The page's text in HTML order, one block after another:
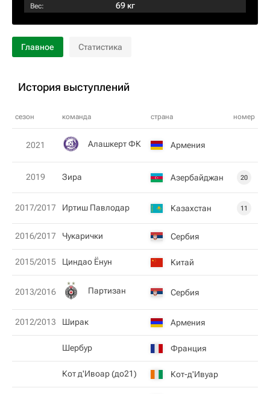
Вес: 69 кг
Главное Статистика
История выступлений
сезон команда страна номер
2021 Алашкерт ФК Армения
2019 Зира Азербайджан 20
2017/2017 Иртиш Павлодар Казахстан 11
2016/2017 Чукарички Сербия
2015/2015 Циндао Ёнун Китай
2013/2016 Партизан Сербия
2012/2013 Ширак Армения
Шербур Франция
Кот д'Ивоар (до21) Кот-д'Ивуар